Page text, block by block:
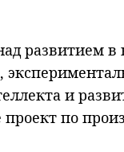
развитием
и
по